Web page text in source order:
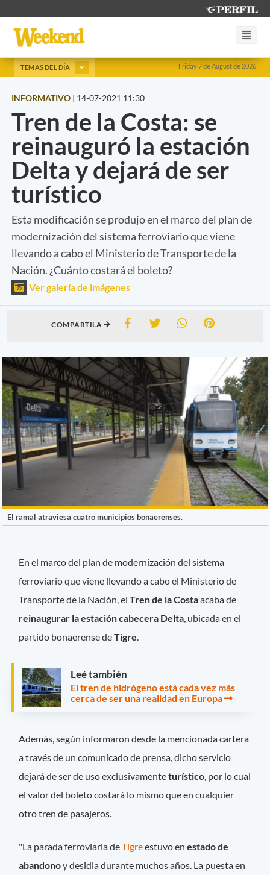
Friday 7 de August de 2026
TEMAS DEL DÍA
INFORMATIVO | 14-07-2021 11:30
Tren de la Costa: se
reinauguró la estación
Delta y dejará de ser
turístico
Esta modificación se produjo en el marco del plan de
modernización del sistema ferroviario que viene
llevando a cabo el Ministerio de Transporte de la
Nación. ¿Cuánto costará el boleto?
Ver galería de imágenes
COMPARTILA
El ramal atraviesa cuatro municipios bonaerenses.
En el marco del plan de modernización del sistema
ferroviario que viene llevando a cabo el Ministerio de
Transporte de la Nación, elTren de la Costaacaba de
reinaugurar la estación cabecera Delta , ubicada en el
partido bonaerense deTigre
Leé también
El tren de hidrógeno está cada vez más
cerca de ser una realidad en Europa
Además, según informaron desde la mencionada cartera
a través de un comunicado de prensa, dicho servicio
dejará de ser de uso exclusivamenteturístico, por lo cual
el valor del boleto costará lo mismo que en cualquier
otro tren de pasajeros.
"La parada ferroviaria deTigreestuvo enestado de
abandonoy desidia durante muchos años. La puesta en